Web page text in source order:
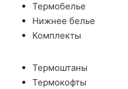
Термобелье
Нижнее белье
Комплекты
Термоштаны
Термокофты